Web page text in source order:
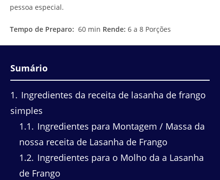
pessoa especial.
Tempo de Preparo: 60 min Rende: 6 a 8 Porções
Sumário
1
Ingredientes da receita de lasanha de frango
simples
1.1
Ingredientes para Montagem / Massa da
nossa receita de Lasanha de Frango
1.2 Ingredientes para o Molho da a Lasanha
de Frango